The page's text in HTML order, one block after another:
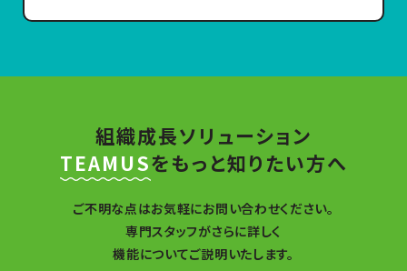
組織成長ソリューション
TEAMUSをもっと知りたい方へ
ご不明な点はお気軽にお問い合わせください。
専門スタッフがさらに詳しく
機能についてご説明いたします。